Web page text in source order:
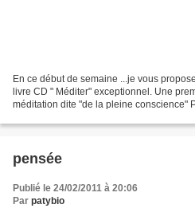
En ce début de semaine ...je vous
livre CD " Méditer" exceptionnel. Une
méditation dite "de la pleine conscience"
pensée
Publié le 24/02/2011 à 20:06
Par patybio